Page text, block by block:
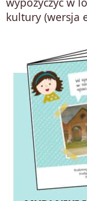
kultury (wersja